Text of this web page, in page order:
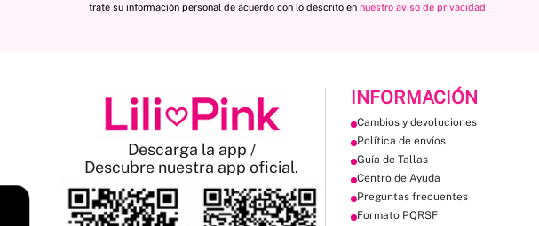
trate su información personal de acuerdo con lo descrito en nuestro aviso de privacidad
Descarga la app /
Descubre nuestra app oficial.
INFORMACIÓN
Cambios y devoluciones
Política de envíos
Guía de Tallas
Centro de Ayuda
Preguntas frecuentes
Formato PQRSF